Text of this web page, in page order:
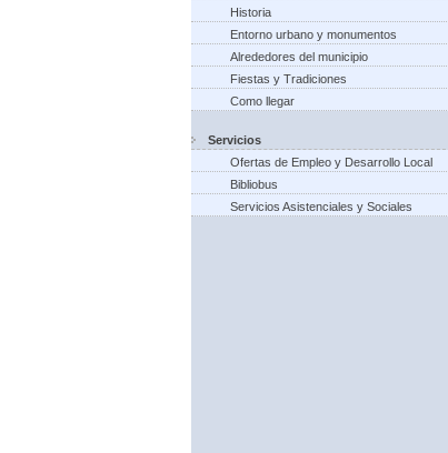
Historia
Entorno urbano y monumentos
Alrededores del municipio
Fiestas y Tradiciones
Como llegar
Servicios
Ofertas de Empleo y Desarrollo Local
Bibliobus
Servicios Asistenciales y Sociales